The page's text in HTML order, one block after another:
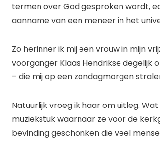
termen over God gesproken wordt,
aanname van een meneer in het
Zo herinner ik mij een vrouw in mijn
voorganger Klaas Hendrikse degelijk
– die mij op een zondagmorgen
Natuurlijk vroeg ik haar om uitleg.
muziekstuk waarnaar ze voor de
bevinding geschonken die veel